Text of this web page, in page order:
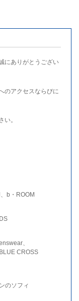
にありがとうござい
のアクセスならびに
い。
b・ROOM
、
CROSS
のソフィ